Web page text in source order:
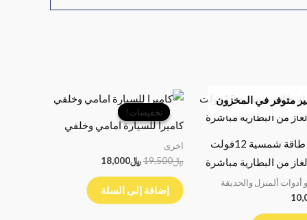
متوفر في المخزون
شولة طاقة شمسية 12فولت
من البطارية مباشرة
أدوات ألمنزل والحديقة
تخفيضات!
تخفيضات!
كاميرا للسيارة امامي وخلفي
اخرى
﷼19,500
السعر
الأصلي
هو:
﷼19,500.
﷼18,000
السعر
الحالي
﷼18,000.
إضافة إلى السلة